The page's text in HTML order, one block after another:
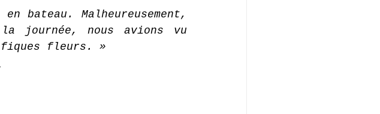
bateau. Malheureusement,
journée, nous avions vu
fleurs. »